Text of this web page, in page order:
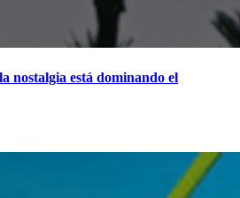
nostalgia está dominando el